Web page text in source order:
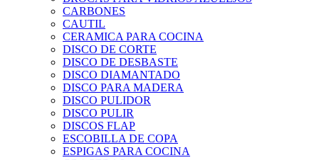
CARBONES
CAUTIL
CERAMICA PARA COCINA
DISCO DE CORTE
DISCO DE DESBASTE
DISCO DIAMANTADO
DISCO PARA MADERA
DISCO PULIDOR
DISCO PULIR
DISCOS FLAP
ESCOBILLA DE COPA
ESPIGAS PARA COCINA